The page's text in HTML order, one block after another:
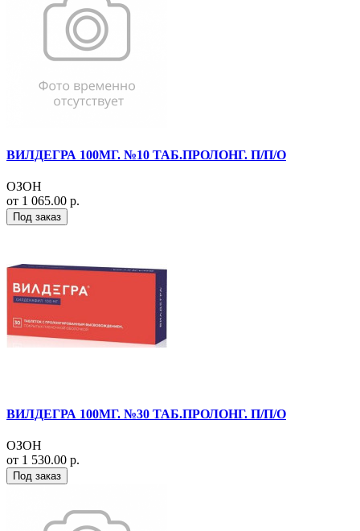
ВИЛДЕГРА 100МГ. №10 ТАБ.ПРОЛОНГ. П/П/О
ОЗОН
от 1 065.00 р.
Под заказ
ВИЛДЕГРА 100МГ. №30 ТАБ.ПРОЛОНГ. П/П/О
ОЗОН
от 1 530.00 р.
Под заказ